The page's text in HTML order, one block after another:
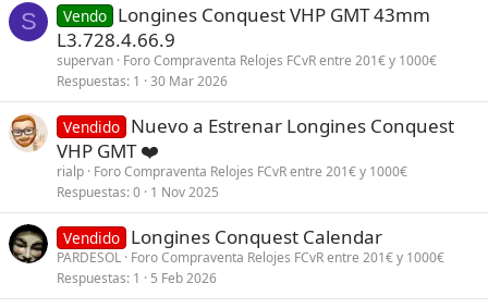
S Vendo Longines Conquest VHP GMT 43mm
L3.728.4.66.9
supervan Foro Compraventa Relojes FCvR entre 201€ y 1000€
Respuestas 1 30 Mar 2026
Vendido Nuevo a Estrenar Longines Conquest
VHP GMT ❤️
rialp Foro Compraventa Relojes FCvR entre 201€ y 1000€
Respuestas 0 1 Nov 2025
Vendido Longines Conquest Calendar
PARDESOL Foro Compraventa Relojes FCvR entre 201€ y 1000€
Respuestas 1 5 Feb 2026